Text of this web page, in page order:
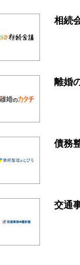
相続
離婚
債務
交通